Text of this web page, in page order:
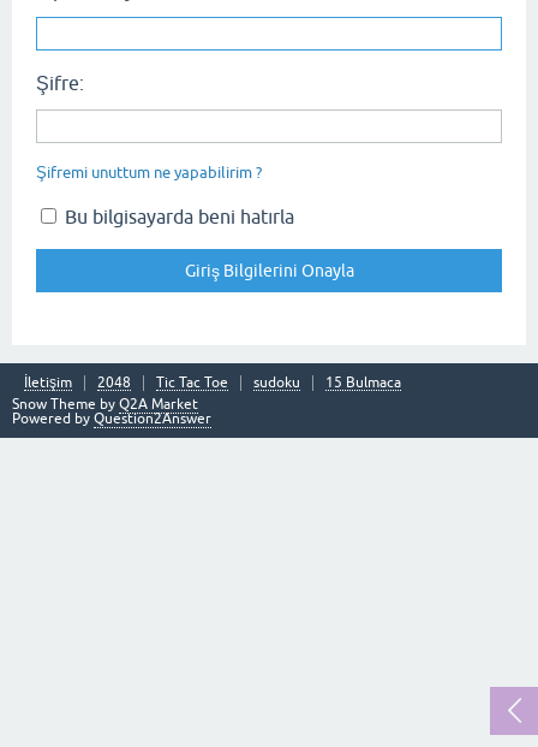
Şifre:
Şifremi unuttum ne yapabilirim ?
Bu bilgisayarda beni hatırla
İletişim 2048 Tic Tac Toe sudoku
15 Bulmaca
Snow Theme by Q2A Market
Powered by Question2Answer